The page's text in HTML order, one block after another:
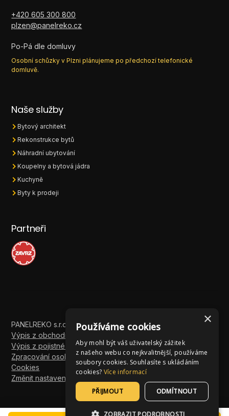
+420 605 300 800
plzen@panelreko.cz
Po-Pá dle domluvy
Osobní schůzky v Plzni plánujeme po předchozí telefonické
domluvě.
Naše služby
Bytový architekt
Rekonstrukce bytů
Náhradní ubytování
Koupelny a bytová jádra
Kuchyně
Byty k prodeji
Partneři
Výpis z obchodního rejstříku
Výpis z pojistné smlouvy
Zpracování osobních údajů
Cookies
Změnit nastavení cookies
PANELREKO s.r.o. ©2026 - Všechna práva vyhrazena ×
Používáme cookies
Aby mohl být váš uživatelský zážitek
z našeho webu co nejkvalitnější, používáme
soubory cookies. Souhlasíte s ukládáním
cookies? Více informací
PŘIJMOUT ODMÍTNOUT
ZOBRAZIT PODROBNOSTI